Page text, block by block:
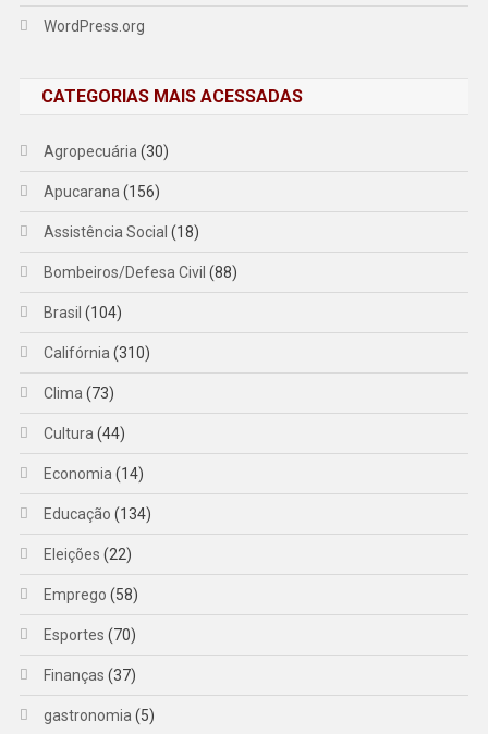
WordPress.org
CATEGORIAS MAIS ACESSADAS
Agropecuária (30)
Apucarana (156)
Assistência Social (18)
Bombeiros/Defesa Civil (88)
Brasil (104)
Califórnia (310)
Clima (73)
Cultura (44)
Economia (14)
Educação (134)
Eleições (22)
Emprego (58)
Esportes (70)
Finanças (37)
gastronomia (5)